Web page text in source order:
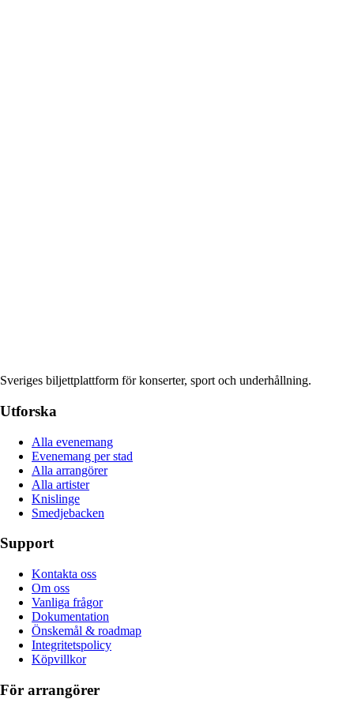
Sveriges biljettplattform för konserter, sport och underhållning.
Utforska
Alla evenemang
Evenemang per stad
Alla arrangörer
Alla artister
Knislinge
Smedjebacken
Support
Kontakta oss
Om oss
Vanliga frågor
Dokumentation
Önskemål & roadmap
Integritetspolicy
Köpvillkor
För arrangörer